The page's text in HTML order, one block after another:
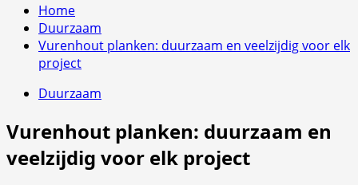
Home
Duurzaam
Vurenhout planken: duurzaam en veelzijdig voor elk
project
Duurzaam
Vurenhout planken: duurzaam en
veelzijdig voor elk project